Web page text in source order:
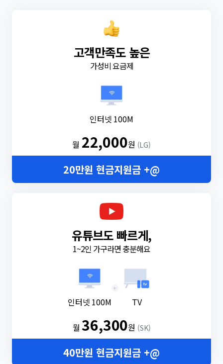
고객만족도 높은
가성비 요금제
인터넷 100M
월 22,000원 (LG)
20만원 현금지원금 +@
유튜브도 빠르게,
1~2인 가구라면 충분해요
인터넷 100M
+
TV
월36,300원 (SK)
40만원 현금지원금 +@